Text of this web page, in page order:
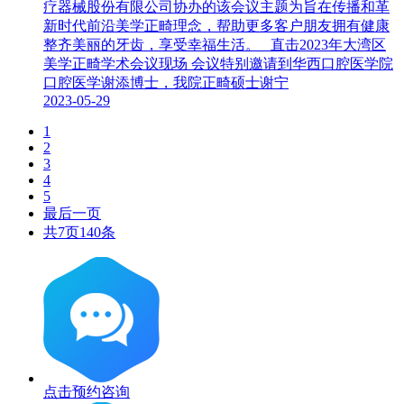
疗器械股份有限公司协办的该会议主题为旨在传播和革
新时代前沿美学正畸理念，帮助更多客户朋友拥有健康
整齐美丽的牙齿，享受幸福生活。 直击2023年大湾区
美学正畸学术会议现场 会议特别邀请到华西口腔医学院
口腔医学谢添博士，我院正畸硕士谢宁
2023-05-29
1
2
3
4
5
最后一页
共7页140条
点击预约咨询